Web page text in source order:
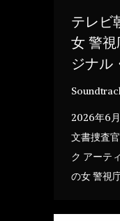
テレビ
女 警視
ジナル
2026年6
文書捜査
ク アーテ
の女 警視